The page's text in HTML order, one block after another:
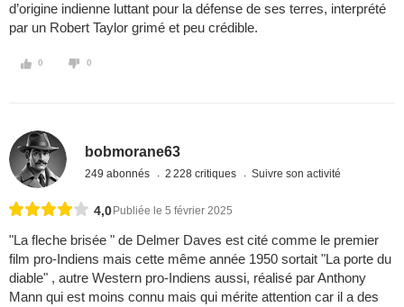
d’origine indienne luttant pour la défense de ses terres, interprété
par un Robert Taylor grimé et peu crédible.
0 0
bobmorane63
249 abonnés 2 228 critiques Suivre son activité
4,0 Publiée le 5 février 2025
"La fleche brisée " de Delmer Daves est cité comme le premier
film pro-Indiens mais cette même année 1950 sortait "La porte du
diable" , autre Western pro-Indiens aussi, réalisé par Anthony
Mann qui est moins connu mais qui mérite attention car il a des